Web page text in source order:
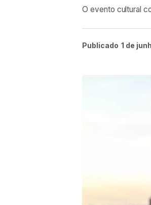
O evento cultural
Publicado 1 de